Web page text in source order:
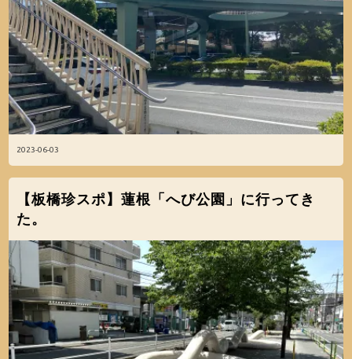
2023-06-03
【板橋珍スポ】蓮根「へび公園」に行ってき
た。